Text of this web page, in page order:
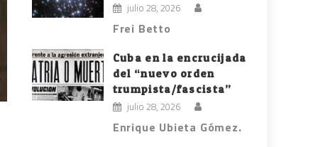
julio 28, 2026
Frei Betto
Cuba en la encrucijada
del “nuevo orden
trumpista/fascista”
julio 28, 2026
Enrique Ubieta Gómez.